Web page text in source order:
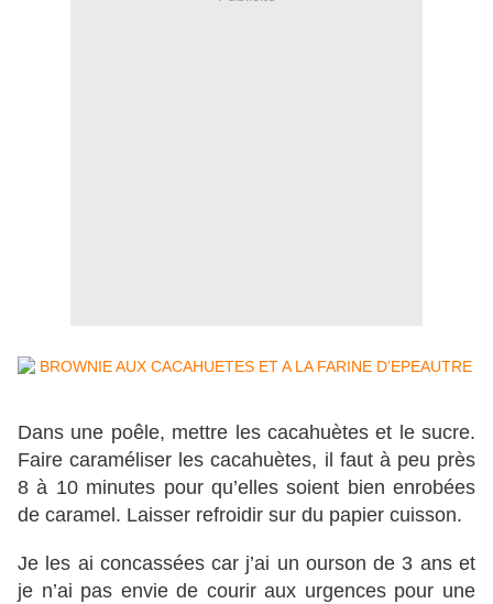
Dans une poêle, mettre les cacahuètes et le sucre.
Faire caraméliser les cacahuètes, il faut à peu près
8 à 10 minutes pour qu’elles soient bien enrobées
de caramel. Laisser refroidir sur du papier cuisson.
Je les ai concassées car j’ai un ourson de 3 ans et
je n’ai pas envie de courir aux urgences pour une